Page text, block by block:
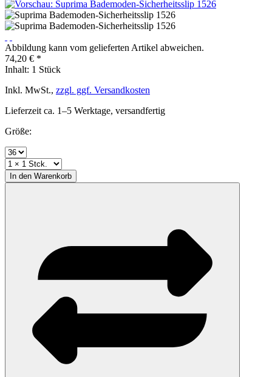
Abbildung kann vom gelieferten Artikel abweichen.
74,20 € *
Inhalt: 1 Stück
Inkl. MwSt., zzgl. ggf. Versandkosten
Lieferzeit ca. 1–5 Werktage, versandfertig
Größe:
In den Warenkorb